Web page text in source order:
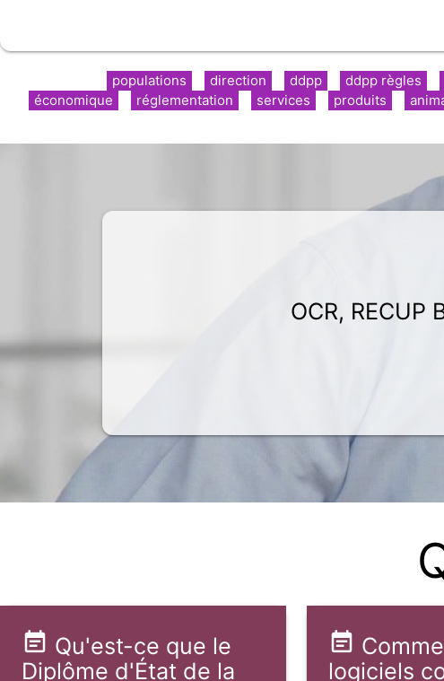
ddpp règles
ddpp
direction
populations
produits
services
réglementation
économique
OCR, RECUP
Qu'est-ce que le
Diplôme d'État de la
logiciels